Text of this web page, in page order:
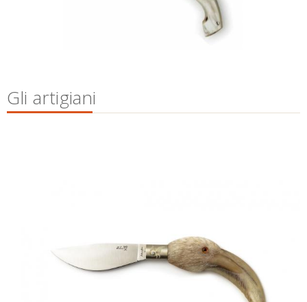
Gli artigiani